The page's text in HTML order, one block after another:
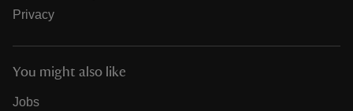
Privacy
You might also like
Jobs